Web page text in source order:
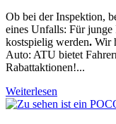
Ob bei der Inspektion,
eines Unfalls: Für
kostspielig werden. Wir
Auto: ATU bietet
Rabattaktionen!...
Weiterlesen